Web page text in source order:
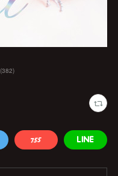
(382)